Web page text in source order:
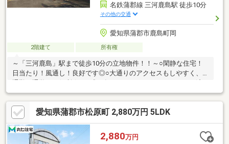
名鉄蒲郡線 三河鹿島駅 徒歩10分
その他の交通
愛知県蒲郡市鹿島町岡
2階建て 所有権
～「三河鹿島」駅まで徒歩10分の立地物件！！～○閑静な住宅！
日当たり！風通し！良好です◎○大通りのアクセスもしやすく、
み！！ 【 お問合せは、こちらまで 】 ＼ 0120-07-
1644 ／☆お客様の物件のご希望をお聞かせください！☆資料
請求・案内予約はもちろん、気になったことなど何でもお気軽に
お問い合わせください。お待ちしております（＾＾）
愛知県蒲郡市松原町 2,880万円 5LDK
2,880万円